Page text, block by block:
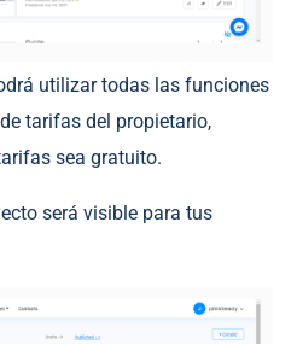
utilizar todas las funciones
tarifas del propietario,
sea gratuito.
será visible para tus